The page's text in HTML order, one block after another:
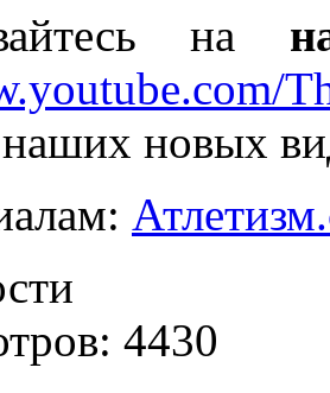
на
наших новых
4430